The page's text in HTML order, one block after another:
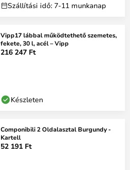
Szállítási idő: 7-11 munkanap
Vipp17 lábbal működtethető szemetes,
fekete, 30 l, acél – Vipp
216 247 Ft
Készleten
Componibili 2 Oldalasztal Burgundy -
Kartell
52 191 Ft